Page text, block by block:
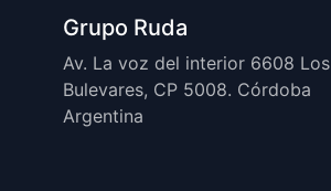
Grupo Ruda
Av. La voz del interior 6608 Los
Bulevares, CP 5008. Córdoba
Argentina